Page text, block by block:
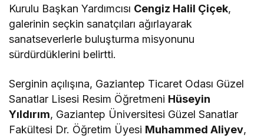
Kurulu Başkan Yardımcısı Cengiz Halil Çiçek,
galerinin seçkin sanatçıları ağırlayarak
sanatseverlerle buluşturma misyonunu
sürdürdüklerini belirtti.
Serginin açılışına, Gaziantep Ticaret Odası Güzel
Sanatlar Lisesi Resim Öğretmeni Hüseyin
Yıldırım, Gaziantep Üniversitesi Güzel Sanatlar
Fakültesi Dr. Öğretim Üyesi Muhammed Aliyev,